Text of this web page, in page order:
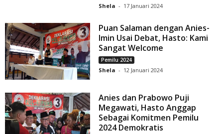
Shela - 17 Januari 2024
Puan Salaman dengan Anies-
Imin Usai Debat, Hasto: Kami
Sangat Welcome
Pemilu 2024
Shela - 12 Januari 2024
Anies dan Prabowo Puji
Megawati, Hasto Anggap
Sebagai Komitmen Pemilu
2024 Demokratis